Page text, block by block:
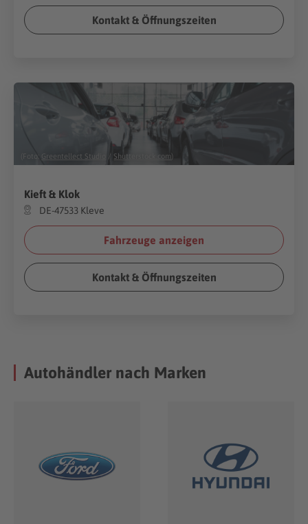
Kontakt & Öffnungszeiten
(Foto: Greentellect Studio / Shutterstock.com)
Kieft & Klok
DE-47533 Kleve
Fahrzeuge anzeigen
Kontakt & Öffnungszeiten
Autohändler nach Marken